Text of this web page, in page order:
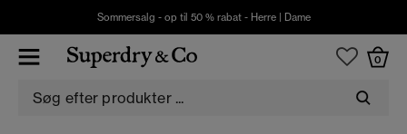
Sommersalg - op til 50 % rabat - Herre| Dame
0